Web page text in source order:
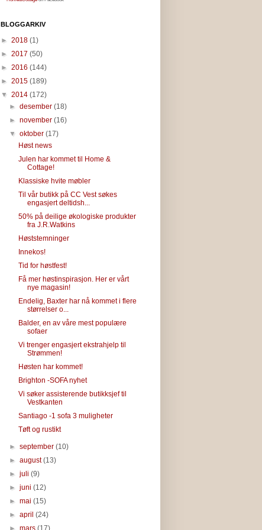
BLOGGARKIV
► 2018 (1)
► 2017 (50)
► 2016 (144)
► 2015 (189)
▼ 2014 (172)
►desember(18)
►november(16)
▼oktober(17)
Høst news
Julen har kommet til Home &
Cottage!
Klassiske hvite møbler
Til vår butikk på CC Vest søkes
engasjert deltidsh...
50% på deilige økologiske produkter
fra J.R.Watkins
Høststemninger
Innekos!
Tid for høstfest!
Få mer høstinspirasjon. Her er vårt
nye magasin!
Endelig, Baxter har nå kommet i flere
størrelser o...
Balder, en av våre mest populære
sofaer
Vi trenger engasjert ekstrahjelp til
Strømmen!
Høsten har kommet!
Brighton -SOFA nyhet
Vi søker assisterende butikksjef til
Vestkanten
Santiago -1 sofa 3 muligheter
Tøft og rustikt
►september(10)
►august(13)
►juli(9)
►juni(12)
►mai(15)
►april(24)
►mars(17)